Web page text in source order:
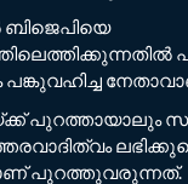
പുറത്തായാലും
പുറത്തുവരുന്നത്.